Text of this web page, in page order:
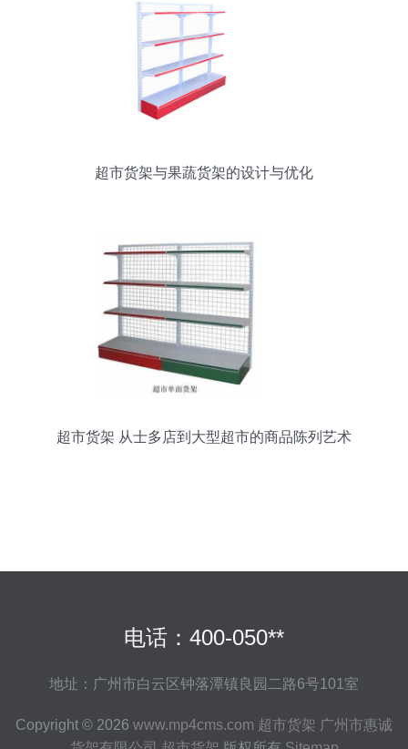
超市货架与果蔬货架的设计与优化
超市货架 从士多店到大型超市的商品陈列艺术
电话：400-050**
地址：广州市白云区钟落潭镇良园二路6号101室
Copyright © 2026 www.mp4cms.com 超市货架 广州市惠诚